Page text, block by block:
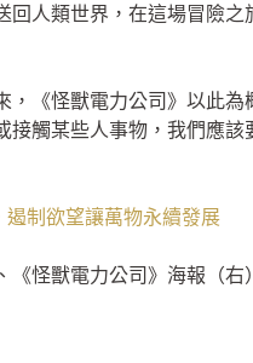
人類世界，在這場冒險之
《怪獸電力公司》以此
觸某些人事物，我們應
制欲望讓萬物永續發展
怪獸電力公司》海報（右）